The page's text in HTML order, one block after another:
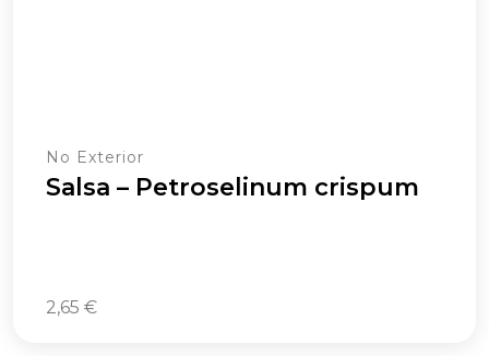
No Exterior
Salsa – Petroselinum crispum
2,65 €